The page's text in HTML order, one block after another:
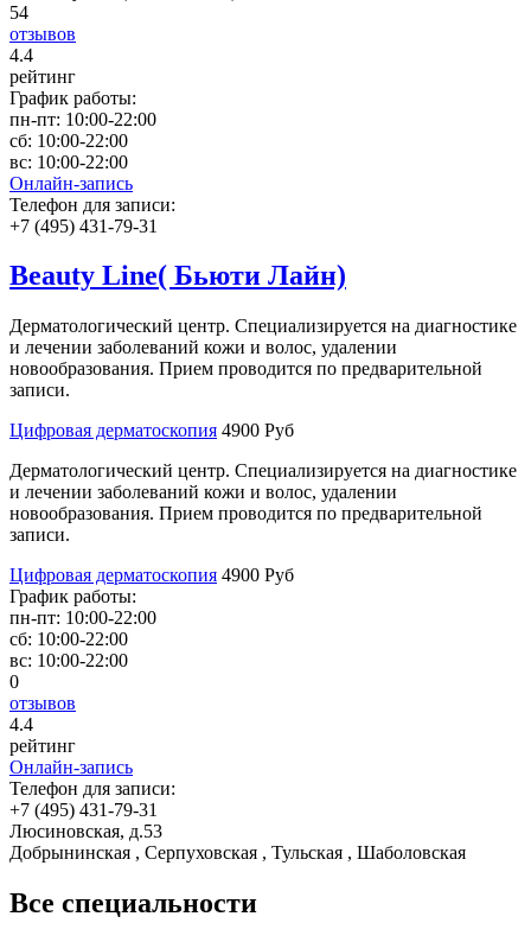
54
отзывов
4.4
рейтинг
График работы:
пн-пт: 10:00-22:00
сб: 10:00-22:00
вс: 10:00-22:00
Онлайн-запись
Телефон для записи:
+7 (495) 431-79-31
Beauty Line( Бьюти Лайн)
Дерматологический центр. Специализируется на диагностике
и лечении заболеваний кожи и волос, удалении
новообразования. Прием проводится по предварительной
записи.
Цифровая дерматоскопия 4900 Руб
Дерматологический центр. Специализируется на диагностике
и лечении заболеваний кожи и волос, удалении
новообразования. Прием проводится по предварительной
записи.
Цифровая дерматоскопия 4900 Руб
График работы:
пн-пт: 10:00-22:00
сб: 10:00-22:00
вс: 10:00-22:00
0
отзывов
4.4
рейтинг
Онлайн-запись
Телефон для записи:
+7 (495) 431-79-31
Люсиновская, д.53
Добрынинская , Серпуховская , Тульская , Шаболовская
Все специальности